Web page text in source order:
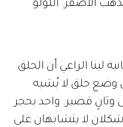
الأصفر. اللؤلؤ
لينا الراعي أن الحلق
وضع حلق لا يُشبه
وثانٍ قصير. واحد بحجر
لا يتشابهان على